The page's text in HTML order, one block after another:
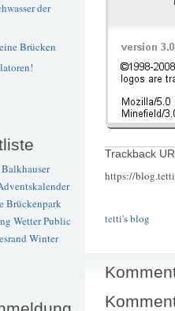
der
Brücken
Balkhauser
Brückenpark
WetterPublic
Winter
Trackback
https://
tetti's blog